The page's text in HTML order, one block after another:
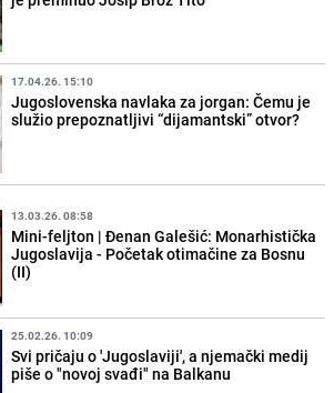
17.04.26. 15:10
Jugoslovenska navlaka za jorgan: Čemu je
služio prepoznatljivi “dijamantski” otvor?
13.03.26. 08:58
Mini-feljton | Đenan Galešić: Monarhistička
Jugoslavija - Početak otimačine za Bosnu
(II)
25.02.26. 10:09
Svi pričaju o 'Jugoslaviji', a njemački medij
piše o "novoj svađi" na Balkanu